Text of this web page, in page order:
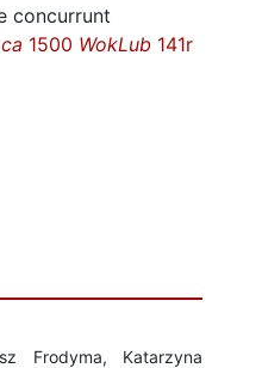
concurrunt
ca 1500 WokLub 141r
Frodyma, Katarzyna